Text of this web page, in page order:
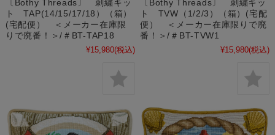
〔Bothy Threads〕 刺繍キッ
ト TAP(14/15/17/18）（箱）
(宅配便） ＜メーカー在庫限
りで廃番！＞/＃BT-TAP18
¥15,980(税込)
〔Bothy Threads〕 刺繍キッ
ト TVW（1/2/3）（箱）(宅配
便） ＜メーカー在庫限りで廃
番！＞/＃BT-TVW1
¥15,980(税込)